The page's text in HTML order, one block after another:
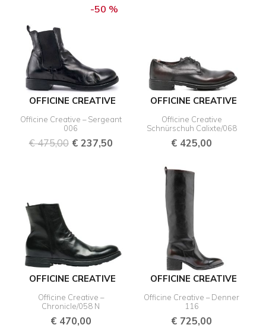
-50 %
OFFICINE CREATIVE
Officine Creative – Sergeant
006
€475,00
war:
€237,50
ist:
OFFICINE CREATIVE
Officine Creative
Schnürschuh Calixte/068
€ 425,00
OFFICINE CREATIVE
Officine Creative –
Chronicle/058 N
€470,00
OFFICINE CREATIVE
Officine Creative – Denner
116
€ 725,00